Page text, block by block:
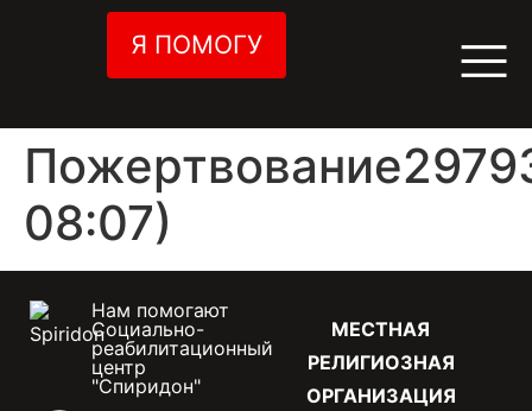
Я ПОМОГУ
08:07)
МЕСТНАЯ
РЕЛИГИОЗНАЯ
ОРГАНИЗАЦИЯ
Нам помогают
Социально-
реабилитационный
центр
"Спиридон"